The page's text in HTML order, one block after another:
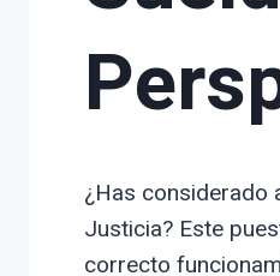
¿Has considerado
Justicia? Este
correcto